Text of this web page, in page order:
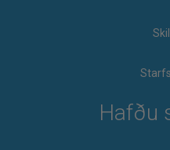
Hafðu